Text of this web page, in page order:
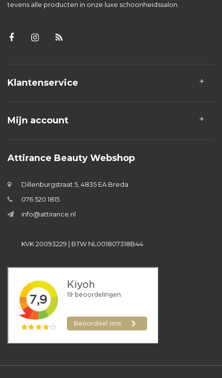
tevens alle producten in onze luxe schoonheidssalon.
Klantenservice
Mijn account
Attirance Beauty Webshop
Dillenburgstraat 5, 4835 EA Breda
076 520 1815
info@attirance.nl
KVK 20093229 | BTW NL001807318B44